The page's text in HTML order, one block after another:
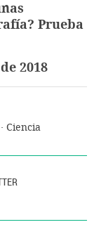
Prueba
2018
Ciencia